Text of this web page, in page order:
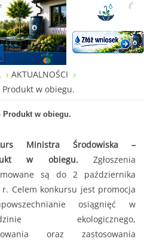
AKTUALNOŚCI
w obiegu.
Produkt w obiegu.
Ministra Środowiska –
w obiegu.Zgłoszenia
są do 2 października
r. Celem konkursu jest promocja
osiągnięć w
ekologicznego,
oraz zastosowania